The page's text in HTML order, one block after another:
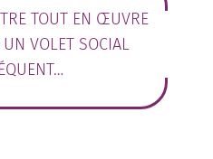
TOUT EN ŒUVRE
VOLET SOCIAL